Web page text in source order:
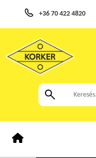
+36 70 422 4820